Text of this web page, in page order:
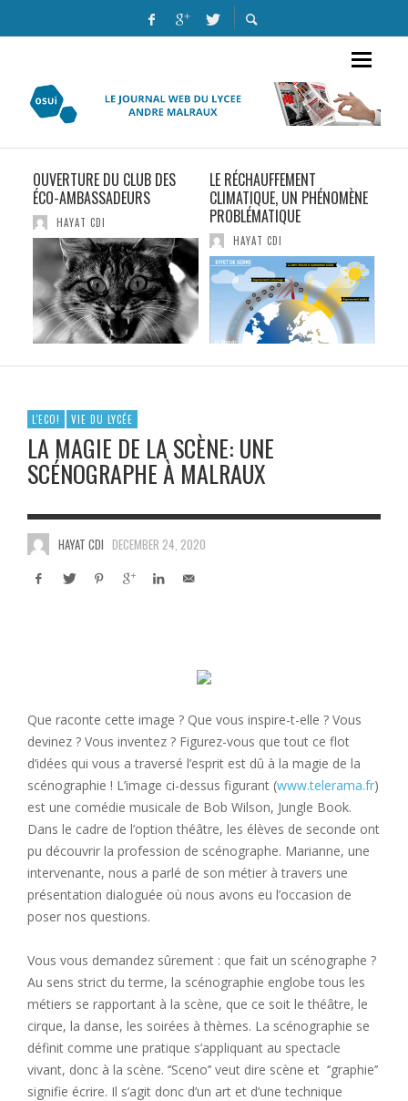
OUVERTURE DU CLUB DES
ÉCO-AMBASSADEURS
HAYAT CDI
LE RÉCHAUFFEMENT
CLIMATIQUE, UN PHÉNOMÈNE
PROBLÉMATIQUE
HAYAT CDI
L'ECO! VIE DU LYCÉE
LA MAGIE DE LA SCÈNE: UNE
SCÉNOGRAPHE À MALRAUX
HAYAT CDI DECEMBER 24, 2020
Que raconte cette image ? Que vous inspire-t-elle ? Vous
devinez ? Vous inventez ? Figurez-vous que tout ce flot
d’idées qui vous a traversé l’esprit est dû à la magie de la
scénographie ! L’image ci-dessus figurant (www.telerama.fr)
est une comédie musicale de Bob Wilson, Jungle Book.
Dans le cadre de l’option théâtre, les élèves de seconde ont
pu découvrir la profession de scénographe. Marianne, une
intervenante, nous a parlé de son métier à travers une
présentation dialoguée où nous avons eu l’occasion de
poser nos questions.
Vous vous demandez sûrement : que fait un scénographe ?
Au sens strict du terme, la scénographie englobe tous les
métiers se rapportant à la scène, que ce soit le théâtre, le
cirque, la danse, les soirées à thèmes. La scénographie se
définit comme une pratique s’appliquant au spectacle
vivant, donc à la scène. ‘’Sceno’’ veut dire scène et ‘’graphie’’
signifie écrire. Il s’agit donc d’un art et d’une technique